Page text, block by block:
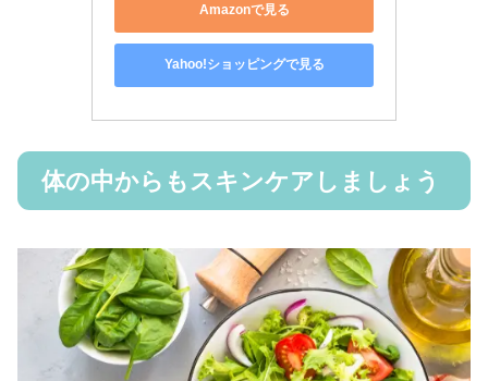
Amazonで見る
Yahoo!ショッピングで見る
体の中からもスキンケアしましょう